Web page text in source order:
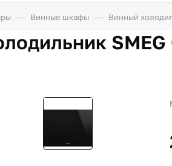
Винные шкафы Винный
SMEG